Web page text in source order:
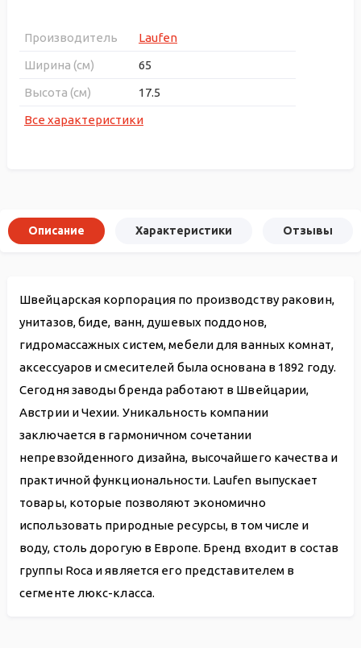
Производитель
Laufen
Ширина (см)
65
Высота (см)
17.5
Все характеристики
Описание Характеристики Отзывы
Швейцарская корпорация по производству раковин,
унитазов, биде, ванн, душевых поддонов,
гидромассажных систем, мебели для ванных комнат,
аксессуаров и смесителей была основана в 1892 году.
Сегодня заводы бренда работают в Швейцарии,
Австрии и Чехии. Уникальность компании
заключается в гармоничном сочетании
непревзойденного дизайна, высочайшего качества и
практичной функциональности. Laufen выпускает
товары, которые позволяют экономично
использовать природные ресурсы, в том числе и
воду, столь дорогую в Европе. Бренд входит в состав
группы Roca и является его представителем в
сегменте люкс-класса.